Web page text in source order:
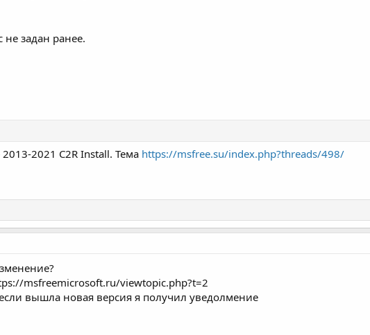
не задан ранее.
2021 C2R Install. Тема https://msfree.su/index.php?threads/498/
msfreemicrosoft.ru/viewtopic.php?t=2
вышла новая версия я получил уведолмение